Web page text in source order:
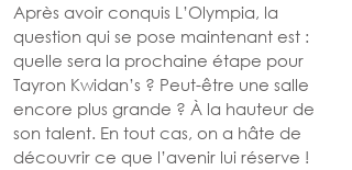
Après avoir conquis L’Olympia, la
question qui se pose maintenant est :
quelle sera la prochaine étape pour
Tayron Kwidan’s ? Peut-être une salle
encore plus grande ? À la hauteur de
son talent. En tout cas, on a hâte de
découvrir ce que l’avenir lui réserve !